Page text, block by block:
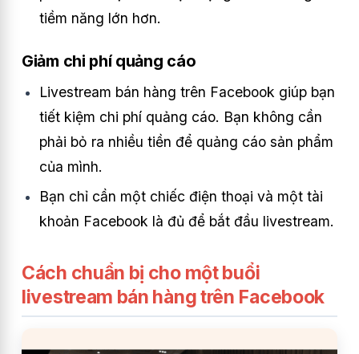
tiềm năng lớn hơn.
Giảm chi phí quảng cáo
Livestream bán hàng trên Facebook giúp bạn
tiết kiệm chi phí quảng cáo. Bạn không cần
phải bỏ ra nhiều tiền để quảng cáo sản phẩm
của mình.
Bạn chỉ cần một chiếc điện thoại và một tài
khoản Facebook là đủ để bắt đầu livestream.
Cách chuẩn bị cho một buổi
livestream bán hàng trên Facebook